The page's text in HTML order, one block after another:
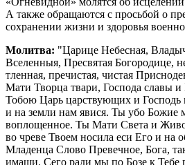
А также обращаются с просьбой о
сохранении жизни и здоровья
Молитва: "Царице Небесная,
Вселенныя, Пресвятая Бого­родице,
тленная, пречистая, чистая
Мати Творца твари, Господа славы
Тобою Царь царствующих и Господь
и на земли нам явися. Ты убо Божие
воплощенное. Ты Мати Света и
во чре­ве Твоем носила еси Его и на
Младенца Слово Превечное, Бога,
имаши. Сего ради мы по Бозе к Тебе